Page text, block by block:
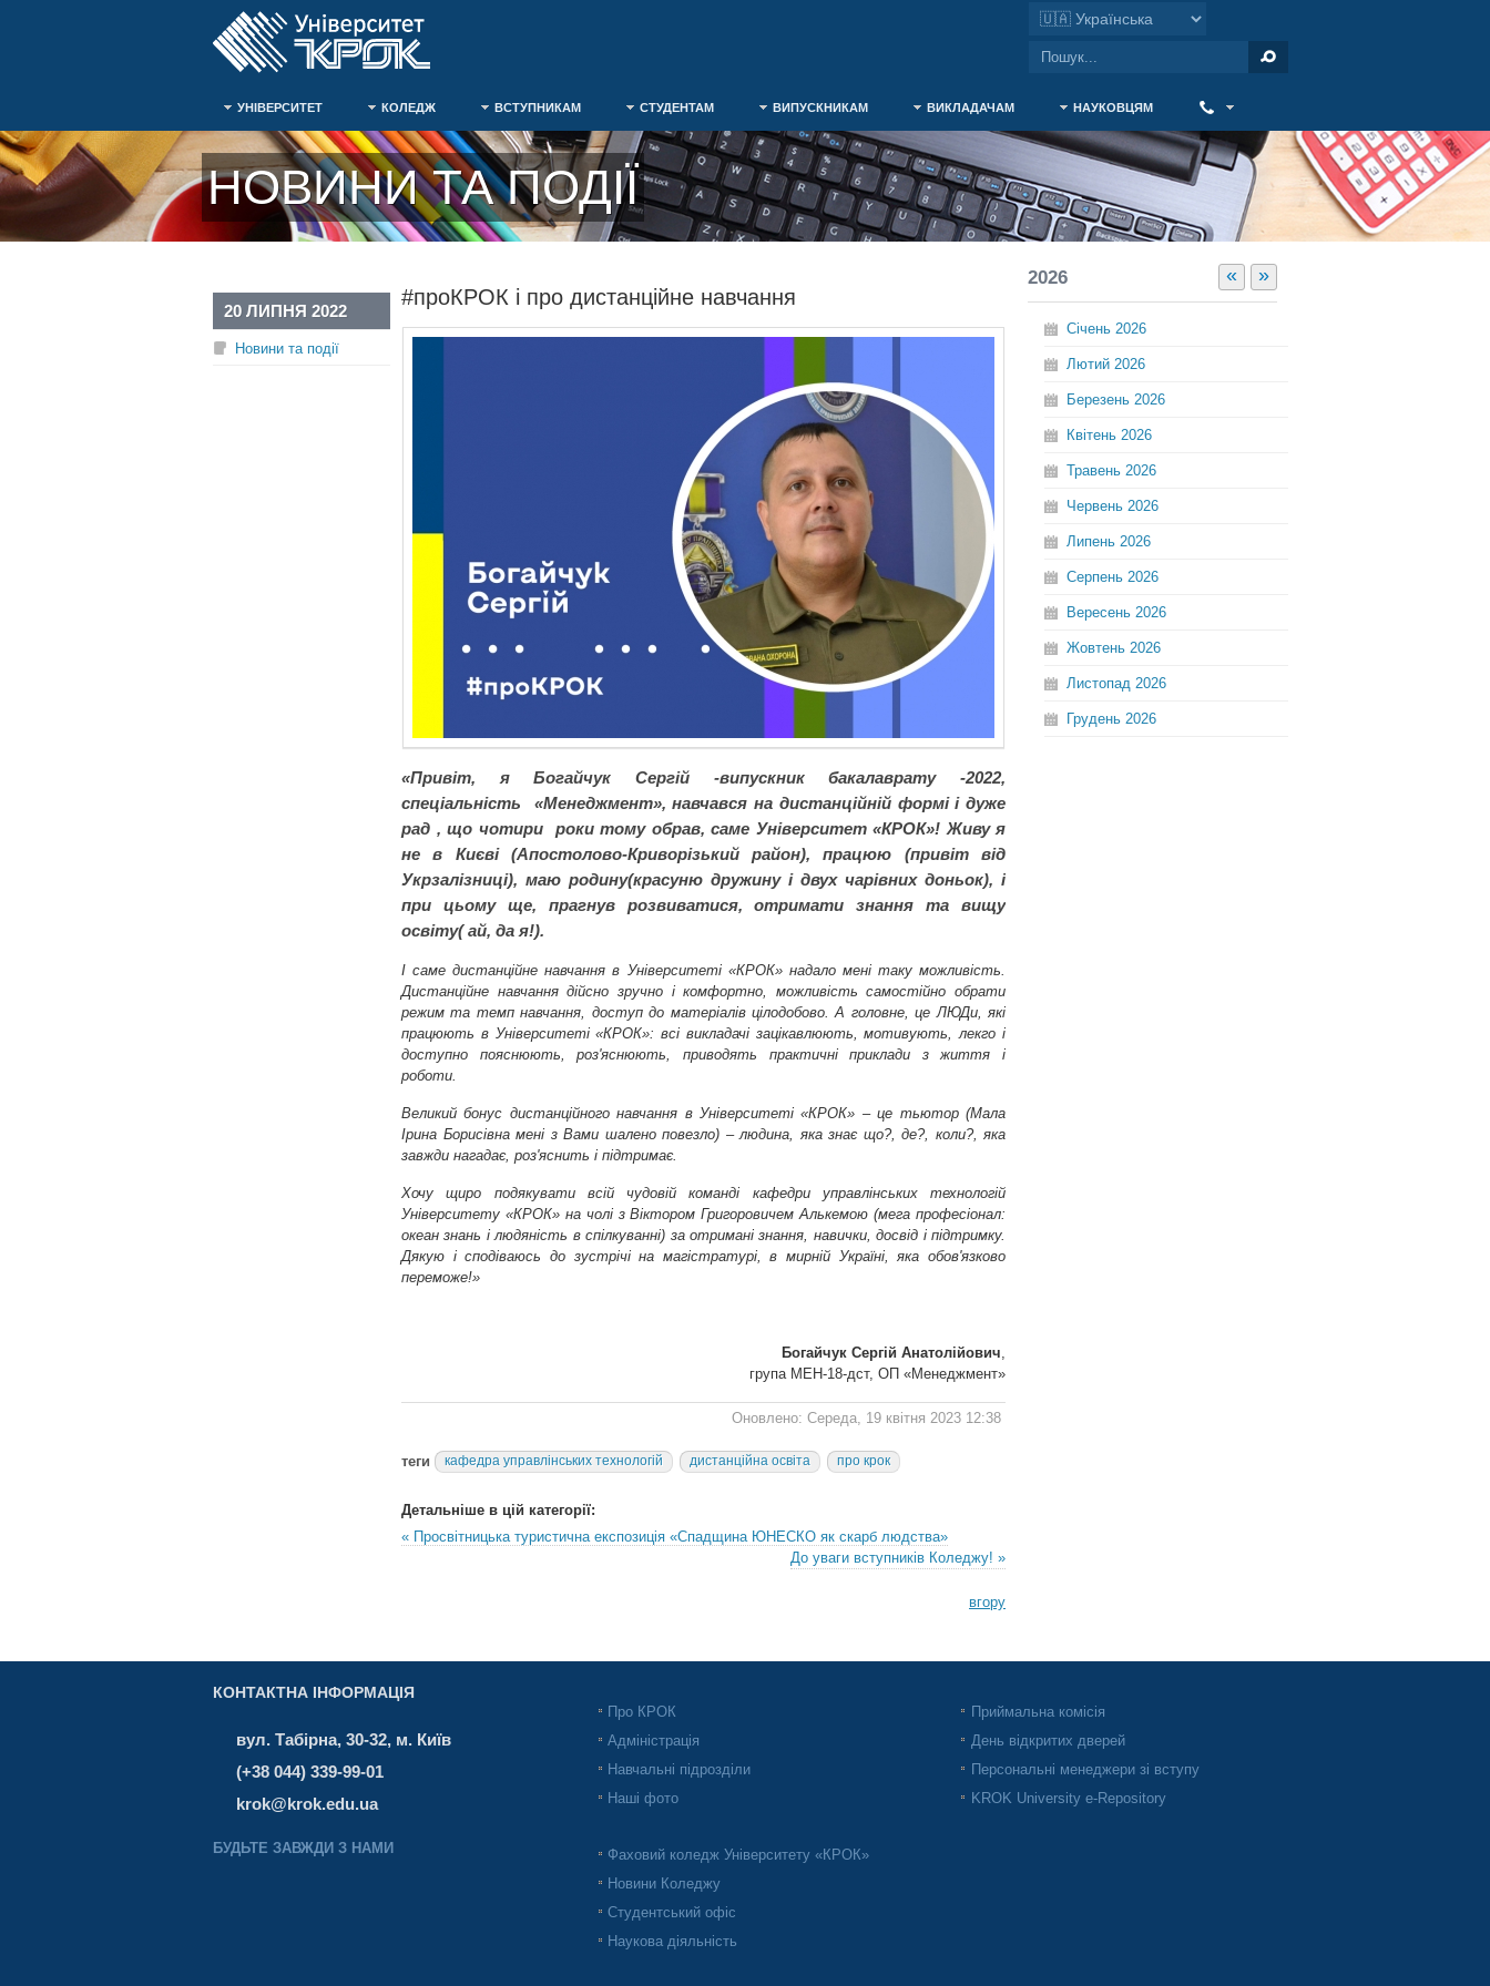
УНІВЕРСИТЕТ КОЛЕДЖ ВСТУПНИКАМ СТУДЕНТАМ ВИПУСКНИКАМ ВИКЛАДАЧАМ НАУКОВЦЯМ
НОВИНИ ТА ПОДІЇ
#проКРОК і про дистанційне навчання
20 ЛИПНЯ 2022
Новини та події
«Привіт, я Богайчук Сергій -випускник бакалаврату -2022,
спеціальність «Менеджмент», навчався на дистанційній формі і дуже
рад , що чотири роки тому обрав, саме Університет «КРОК»! Живу я
не в Києві (Апостолово-Криворізький район), працюю (привіт від
Укрзалізниці), маю родину(красуню дружину і двух чарівних доньок), і
при цьому ще, прагнув розвиватися, отримати знання та вищу
освіту( ай, да я!).
І саме дистанційне навчання в Університеті «КРОК» надало мені таку можливість.
Дистанційне навчання дійсно зручно і комфортно, можливість самостійно обрати
режим та темп навчання, доступ до матеріалів цілодобово. А головне, це ЛЮДи, які
працюють в Університеті «КРОК»: всі викладачі зацікавлюють, мотивують, лекго і
доступно пояснюють, роз'яснюють, приводять практичні приклади з життя і
роботи.
Великий бонус дистанційного навчання в Університеті «КРОК» – це тьютор (Мала
Ірина Борисівна мені з Вами шалено повезло) – людина, яка знає що?, де?, коли?, яка
завжди нагадає, роз'яснить і підтримає.
Хочу щиро подякувати всій чудовій команді кафедри управлінських технологій
Університету «КРОК» на чолі з Віктором Григоровичем Алькемою (мега професіонал:
океан знань і людяність в спілкуванні) за отримані знання, навички, досвід і підтримку.
Дякую і сподіваюсь до зустрічі на магістратурі, в мирній Україні, яка обов'язково
переможе!»
Богайчук Сергій Анатолійович,
група МЕН-18-дст, ОП «Менеджмент»
Оновлено: Середа, 19 квітня 2023 12:38
теги кафедра управлінських технологій дистанційна освіта про крок
Детальніше в цій категорії:
« Просвітницька туристична експозиція «Спадщина ЮНЕСКО як скарб людства»
До уваги вступників Коледжу! »
вгору
« »
2026
Січень 2026
Лютий 2026
Березень 2026
Квітень 2026
Травень 2026
Червень 2026
Липень 2026
Серпень 2026
Вересень 2026
Жовтень 2026
Листопад 2026
Грудень 2026
КОНТАКТНА ІНФОРМАЦІЯ
вул. Табірна, 30-32, м. Київ
(+38 044) 339-99-01
krok@krok.edu.ua
БУДЬТЕ ЗАВЖДИ З НАМИ
Про КРОК
Адміністрація
Навчальні підрозділи
Наші фото
Фаховий коледж Університету «КРОК»
Новини Коледжу
Студентський офіс
Наукова діяльність
Приймальна комісія
День відкритих дверей
Персональні менеджери зі вступу
KROK University e-Repository